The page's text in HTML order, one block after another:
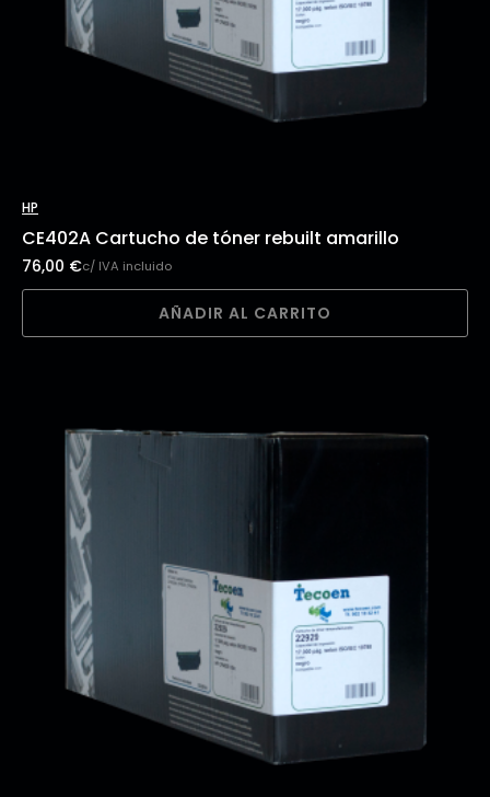
HP
CE402A Cartucho de tóner rebuilt amarillo
76,00 €c/ IVA incluido
AÑADIR AL CARRITO